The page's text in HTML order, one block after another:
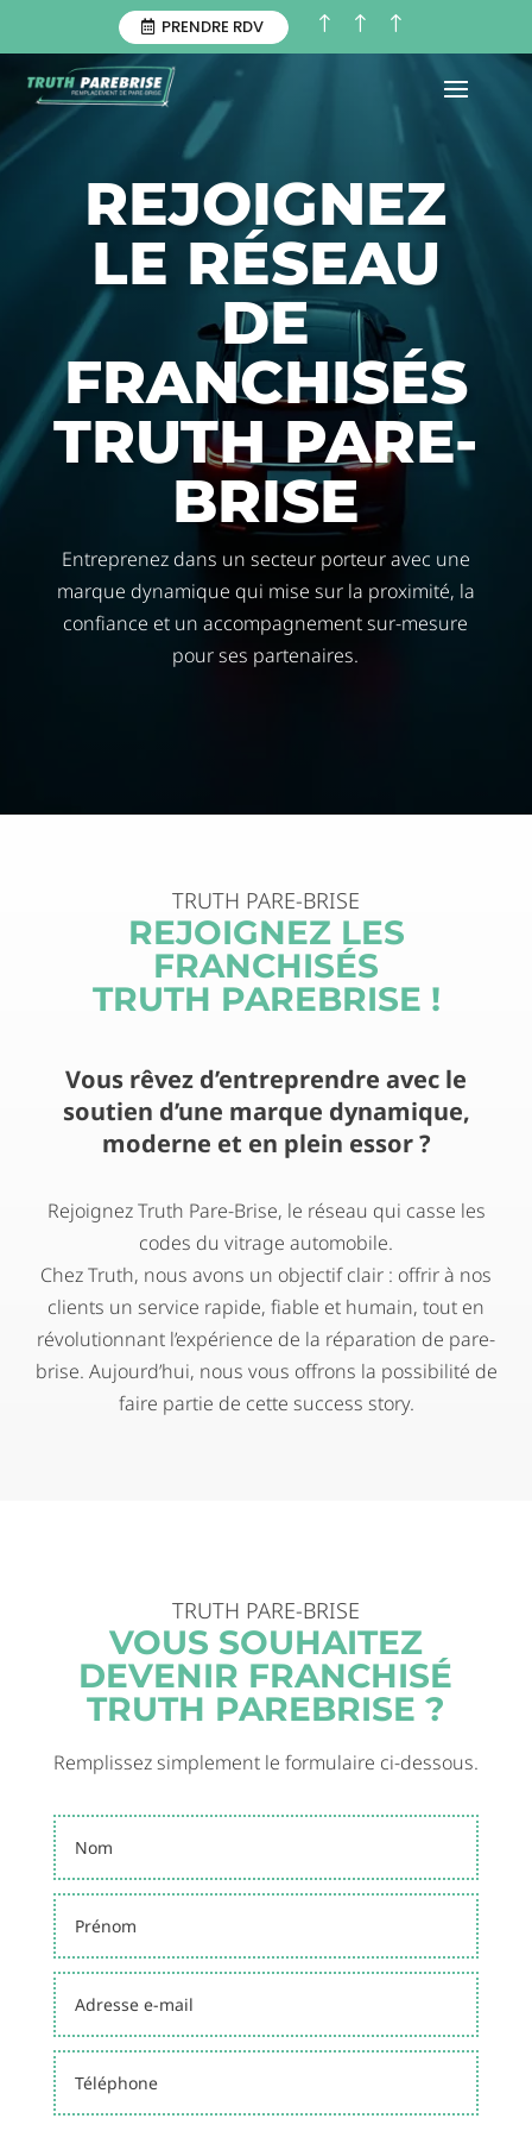
PRENDRE RDV ! ! !
REJOIGNEZ
LE RÉSEAU
DE
FRANCHISÉS
TRUTH PARE-
BRISE
Entreprenez dans un secteur porteur avec une
marque dynamique qui mise sur la proximité, la
confiance et un accompagnement sur-mesure
pour ses partenaires.
TRUTH PARE-BRISE
REJOIGNEZ LES
FRANCHISÉS
TRUTH PAREBRISE !
Vous rêvez d’entreprendre avec le
soutien d’une marque dynamique,
moderne et en plein essor ?
Rejoignez Truth Pare-Brise, le réseau qui casse les
codes du vitrage automobile.
Chez Truth, nous avons un objectif clair : offrir à nos
clients un service rapide, fiable et humain, tout en
révolutionnant l’expérience de la réparation de pare-
brise. Aujourd’hui, nous vous offrons la possibilité de
faire partie de cette success story.
TRUTH PARE-BRISE
VOUS SOUHAITEZ
DEVENIR FRANCHISÉ
TRUTH PAREBRISE ?
Remplissez simplement le formulaire ci-dessous.